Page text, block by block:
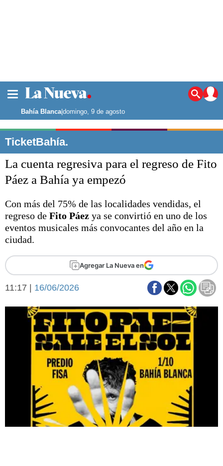
Noticias
La ciudad
Punta Alta
El mundo
Seguridad
Opinión
Deportes
Escenario Olímpico
Liga del Sur
Básquetbol
Federal A
Arte y cultura
Aplausos
Economía y finanzas
Con el campo
Espacio empresas
Sociedad y tiempo
Sociedad
Tecnología
Turismo
Salud
Es viral
El tiempo
Fúnebres
Bahía Blanca|domingo, 9 de agosto
TicketBahía.
La cuenta regresiva para el regreso de Fito
Páez a Bahía ya empezó
Con más del 75% de las localidades vendidas, el
regreso de Fito Páez ya se convirtió en uno de los
eventos musicales más convocantes del año en la
ciudad.
Agregar La Nueva en
11:17 | 16/06/2026